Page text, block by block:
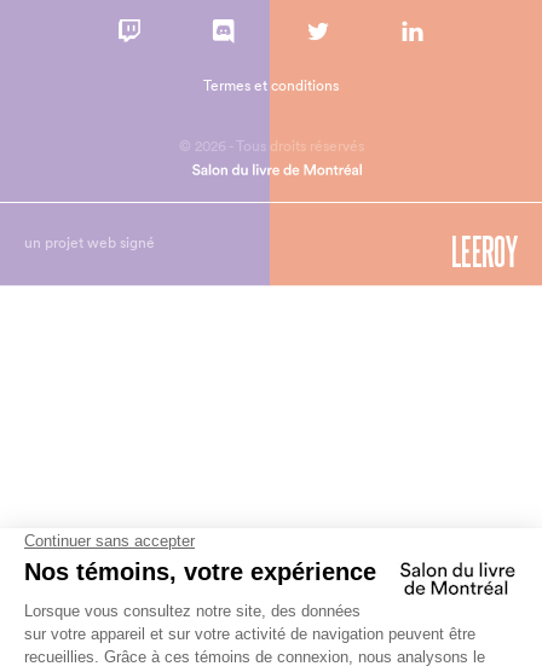
© 2026 - Tous droits réservés
Termes et conditions
un projet web signé